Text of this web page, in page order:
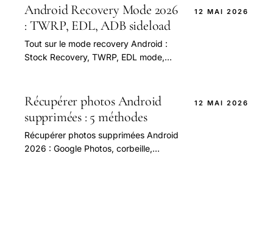
technologiquement.
Android Recovery Mode 2026
: TWRP, EDL, ADB sideload
Tout sur le mode recovery Android :
Stock Recovery, TWRP, EDL mode,
bootloader.
12 MAI 2026
Récupérer photos Android
supprimées : 5 méthodes
Récupérer photos supprimées Android
2026 : Google Photos, corbeille,
12 MAI 2026